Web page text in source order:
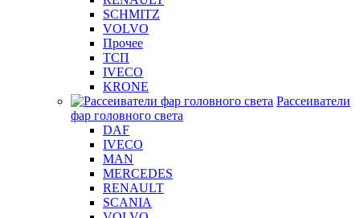
SCHMITZ
VOLVO
Прочее
ТСП
IVECO
KRONE
Рассеиватели
фар головного света
DAF
IVECO
MAN
MERCEDES
RENAULT
SCANIA